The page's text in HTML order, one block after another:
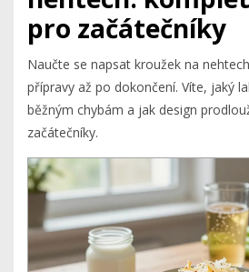
pro začátečníky
Naučte se napsat kroužek na
přípravy až po dokončení. Víte, jaký
běžným chybám a jak design
začátečníky.